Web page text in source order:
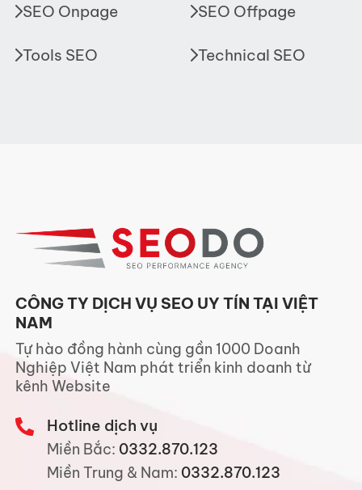
SEO Onpage SEO Offpage
Tools SEO Technical SEO
CÔNG TY DỊCH VỤ SEO UY TÍN TẠI VIỆT
NAM
Tự hào đồng hành cùng gần 1000 Doanh
Nghiệp Việt Nam phát triển kinh doanh từ
kênh Website
Hotline dịch vụ
Miền Bắc: 0332.870.123
Miền Trung & Nam: 0332.870.123